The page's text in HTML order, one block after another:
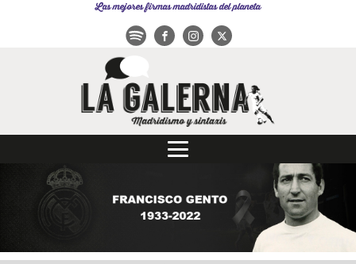
Las mejores firmas madridistas del planeta